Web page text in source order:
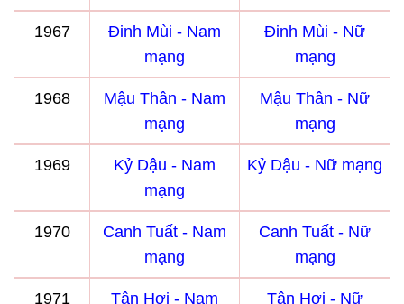
1967
Đinh Mùi - Nam
mạng
Đinh Mùi - Nữ
mạng
1968
Mậu Thân - Nam
mạng
Mậu Thân - Nữ
mạng
1969
Kỷ Dậu - Nam
mạng
Kỷ Dậu - Nữ mạng
1970
Canh Tuất - Nam
mạng
Canh Tuất - Nữ
mạng
1971 Tân Hợi - Nam Tân Hợi - Nữ